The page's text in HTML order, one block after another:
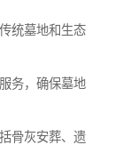
统墓地和生态
务，确保墓地
骨灰安葬、遗